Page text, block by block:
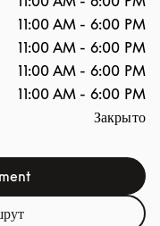
11:00 AM- 6:00 PM
11:00 AM- 6:00 PM
11:00 AM- 6:00 PM
11:00 AM- 6:00 PM
Закрыто
in New Tab
in New Tab